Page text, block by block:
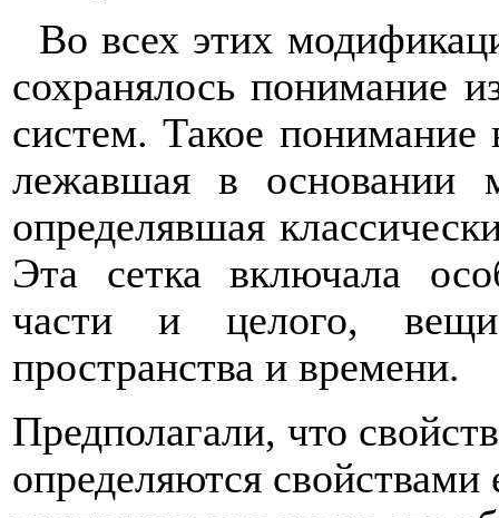
Во всех этих
сохранялось понимание
систем. Такое понимание
лежавшая в основании
определявшая
Эта сетка включала
части и целого,
пространства и времени.
Предполагали, что
определяются свойствами